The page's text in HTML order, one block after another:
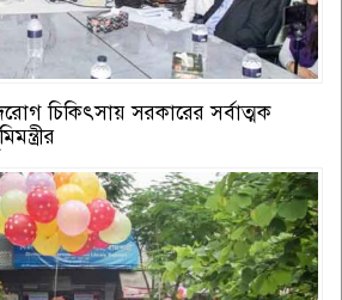
চিকিৎসায় সরকারের সর্বাত্মক